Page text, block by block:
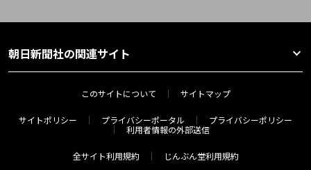
朝日新聞社の関連サイト
このサイトについて サイトマップ
サイトポリシー プライバシーポータル
プライバシーポリシー
利用者情報の外部送信
全サイト利用規約 じんぶん堂利用規約